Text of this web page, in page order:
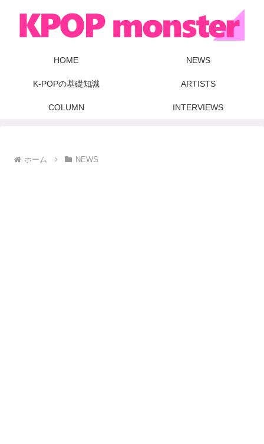
HOME NEWS
K-POPの基礎知識 ARTISTS
COLUMN INTERVIEWS
ホーム NEWS